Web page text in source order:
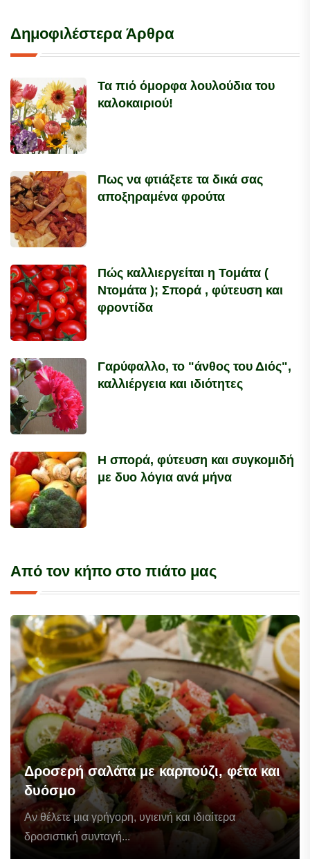
Δημοφιλέστερα Άρθρα
Τα πιό όμορφα λουλούδια του
καλοκαιριού!
Πως να φτιάξετε τα δικά σας
αποξηραμένα φρούτα
Πώς καλλιεργείται η Τομάτα (
Ντομάτα ); Σπορά , φύτευση και
φροντίδα
Γαρύφαλλο, το "άνθος του Διός",
καλλιέργεια και ιδιότητες
Η σπορά, φύτευση και συγκομιδή
με δυο λόγια ανά μήνα
Από τον κήπο στο πιάτο μας
Δροσερή σαλάτα με καρπούζι, φέτα και
δυόσμο
Αν θέλετε μια γρήγορη, υγιεινή και ιδιαίτερα
δροσιστική συνταγή...